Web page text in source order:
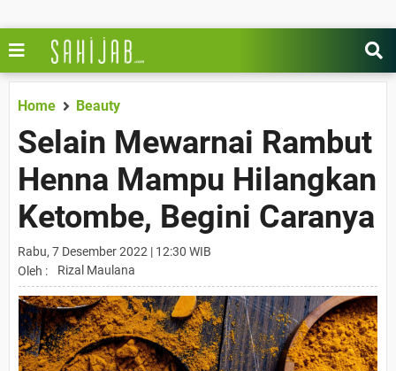
Home Beauty
Selain Mewarnai Rambut
Henna Mampu Hilangkan
Ketombe, Begini Caranya
Rabu, 7 Desember 2022 | 12:30 WIB
Oleh :
Rizal Maulana